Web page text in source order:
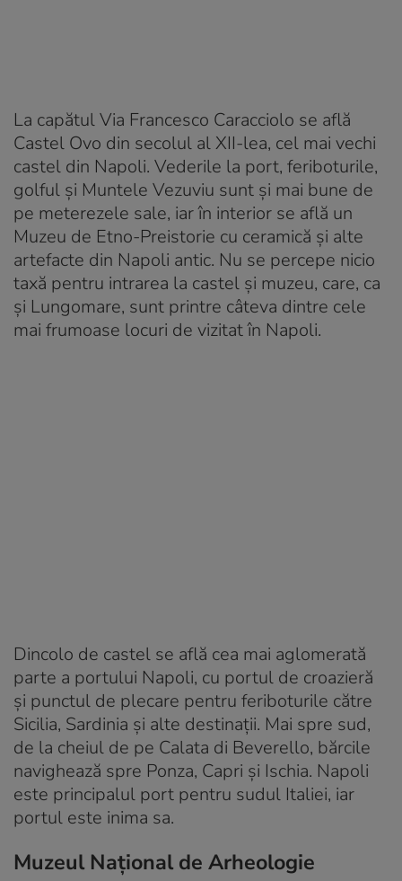
La capătul Via Francesco Caracciolo se află
Castel Ovo din secolul al XII-lea, cel mai vechi
castel din Napoli. Vederile la port, feriboturile,
golful și Muntele Vezuviu sunt și mai bune de
pe meterezele sale, iar în interior se află un
Muzeu de Etno-Preistorie cu ceramică și alte
artefacte din Napoli antic. Nu se percepe nicio
taxă pentru intrarea la castel și muzeu, care, ca
și Lungomare, sunt printre câteva dintre cele
mai frumoase locuri de vizitat în Napoli.
Dincolo de castel se află cea mai aglomerată
parte a portului Napoli, cu portul de croazieră
și punctul de plecare pentru feriboturile către
Sicilia, Sardinia și alte destinații. Mai spre sud,
de la cheiul de pe Calata di Beverello, bărcile
navighează spre Ponza, Capri și Ischia. Napoli
este principalul port pentru sudul Italiei, iar
portul este inima sa.
Muzeul Național de Arheologie